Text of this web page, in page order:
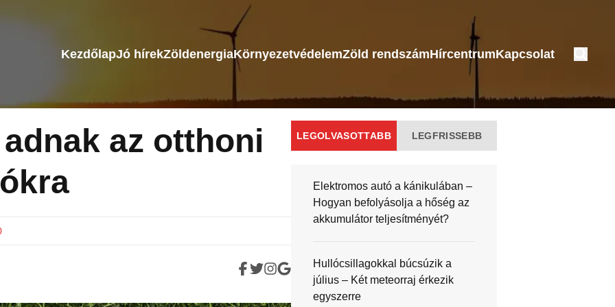
KezdőlapJó hírekZöldenergiaKörnyezetvédelemZöld rendszámHírcentrumKapcsolat
az otthoni
LEGOLVASOTTABB LEGFRISSEBB
Elektromos autó a kánikulában –
Hogyan befolyásolja a hőség az
akkumulátor teljesítményét?
Hullócsillagokkal búcsúzik a
július – Két meteorraj érkezik
egyszerre